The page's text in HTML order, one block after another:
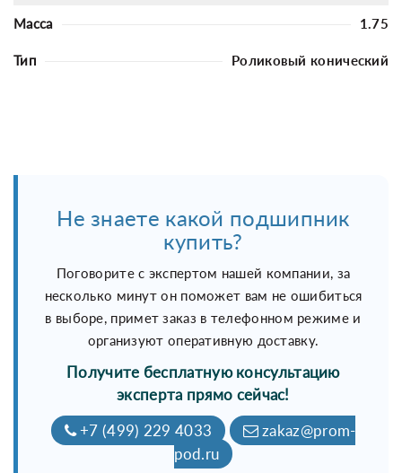
Масса 1.75
Тип Роликовый конический
Не знаете какой подшипник
купить?
Поговорите с экспертом нашей компании, за
несколько минут он поможет вам не ошибиться
в выборе, примет заказ в телефонном режиме и
организуют оперативную доставку.
Получите бесплатную консультацию
эксперта прямо сейчас!
+7 (499) 229 4033
zakaz@prom-
pod.ru